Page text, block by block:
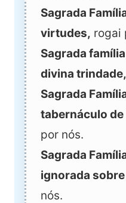
Sagrada
virtudes, rogai
Sagrada
divina trindade,
Sagrada
tabernáculo de
por nós.
Sagrada
ignorada
nós.